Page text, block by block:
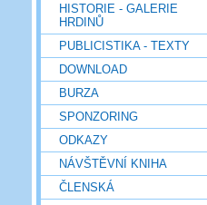
HISTORIE - GALERIE
HRDINŮ
PUBLICISTIKA - TEXTY
DOWNLOAD
BURZA
SPONZORING
ODKAZY
NÁVŠTĚVNÍ KNIHA
ČLENSKÁ